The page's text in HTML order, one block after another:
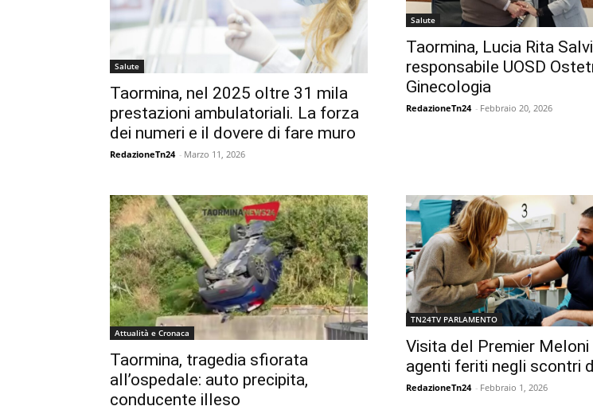
Salute
Taormina, nel 2025 oltre 31 mila
prestazioni ambulatoriali. La forza
dei numeri e il dovere di fare muro
RedazioneTn24 - Marzo 11, 2026
Salute
Taormina, Lucia Rita
responsabile UOSD
Ginecologia
RedazioneTn24 - Febbraio 20, 2026
Attualità e Cronaca
Taormina, tragedia sfiorata
all’ospedale: auto precipita,
conducente illeso
TN24TV PARLAMENTO
Visita del Premier Meloni
agenti feriti negli scontri
RedazioneTn24 - Febbraio 1, 2026